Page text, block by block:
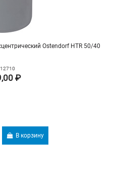
Ostendorf HTR 50/40
₽
В корзину